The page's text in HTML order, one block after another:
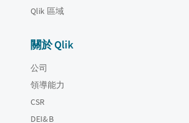
Qlik 區域
關於 Qlik
公司
領導能力
CSR
DEI&B